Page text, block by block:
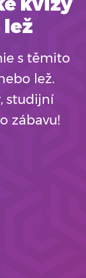
lež
s těmito
lež.
studijní
zábavu!